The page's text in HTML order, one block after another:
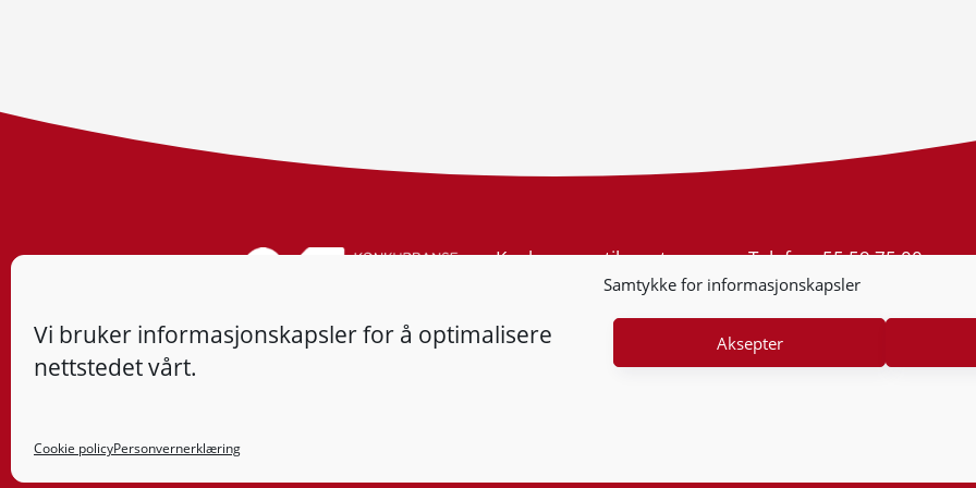
Samtykke for informasjonskapsler
Vi bruker informasjonskapsler for å optimalisere
nettstedet vårt.
Aksepter
Cookie policyPersonvernerklæring
Konkurransetilsynet
Postboks 439 Sentrum
Org.nr: 974 761 246
Telefon:55 59 75 00
E-post:post@kt.no
Nyhetsvarsel >>